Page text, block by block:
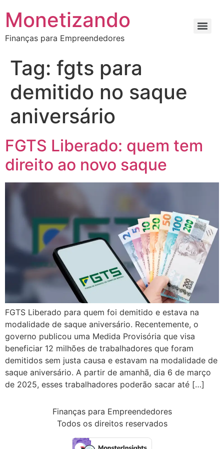
Monetizando
Finanças para Empreendedores
Tag: fgts para
demitido no saque
aniversário
FGTS Liberado: quem tem
direito ao novo saque
FGTS Liberado para quem foi demitido e estava na
modalidade de saque aniversário. Recentemente, o
governo publicou uma Medida Provisória que visa
beneficiar 12 milhões de trabalhadores que foram
demitidos sem justa causa e estavam na modalidade de
saque aniversário. A partir de amanhã, dia 6 de março
de 2025, esses trabalhadores poderão sacar até […]
Finanças para Empreendedores
Todos os direitos reservados